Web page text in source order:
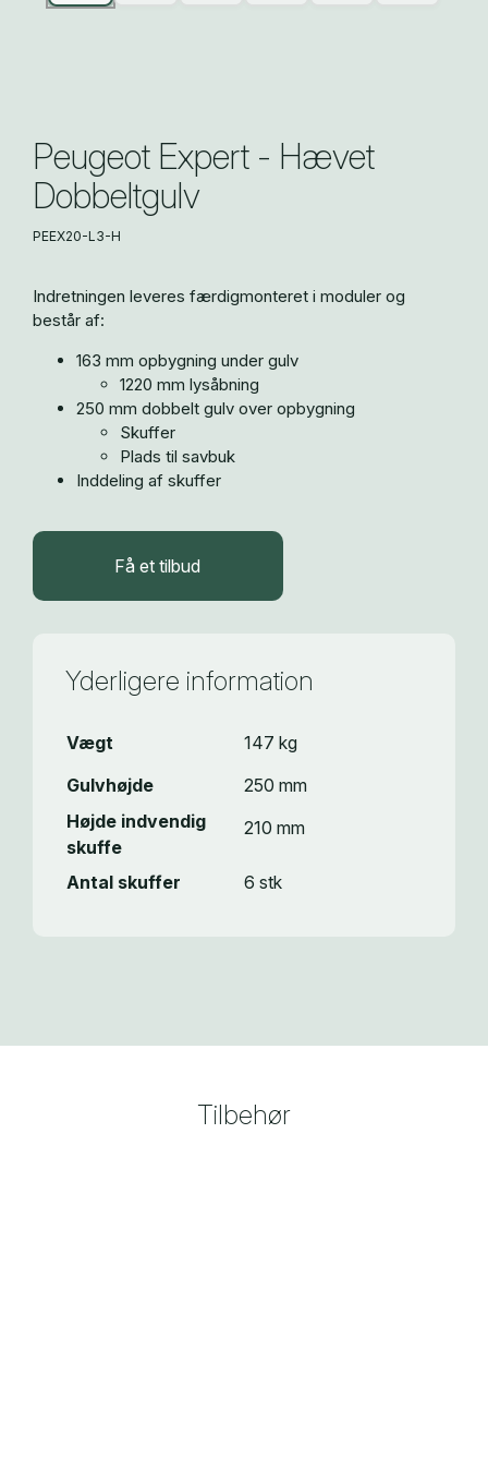
Peugeot Expert - Hævet
Dobbeltgulv
PEEX20-L3-H
Indretningen leveres færdigmonteret i moduler og
består af:
163 mm opbygning under gulv
1220 mm lysåbning
250 mm dobbelt gulv over opbygning
Skuffer
Plads til savbuk
Inddeling af skuffer
Få et tilbud
Yderligere information
Vægt
147 kg
Gulvhøjde
250 mm
Højde indvendig
skuffe
210 mm
Antal skuffer 6 stk
Tilbehør